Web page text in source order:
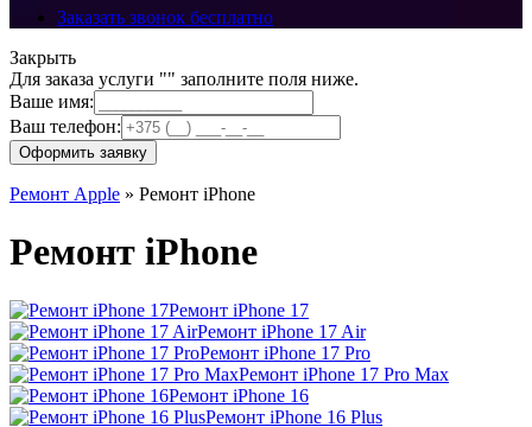
Заказать звонок бесплатно
Закрыть
Для заказа услуги "" заполните поля ниже.
Ваше имя:
Ваш телефон:
Оформить заявку
Ремонт Apple » Ремонт iPhone
Ремонт iPhone
Ремонт iPhone 17
Ремонт iPhone 17 Air
Ремонт iPhone 17 Pro
Ремонт iPhone 17 Pro Max
Ремонт iPhone 16
Ремонт iPhone 16 Plus